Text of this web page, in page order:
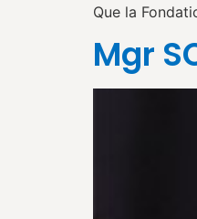
Que la
Mgr